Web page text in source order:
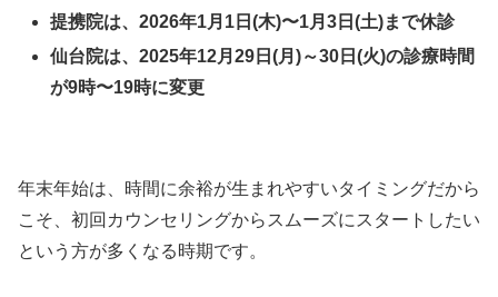
提携院は、2026年1月1日(木)〜1月3日(土)まで休診
仙台院は、2025年12月29日(月)～30日(火)の診療時間
が9時〜19時に変更
年末年始は、時間に余裕が生まれやすいタイミングだから
こそ、初回カウンセリングからスムーズにスタートしたい
という方が多くなる時期です。